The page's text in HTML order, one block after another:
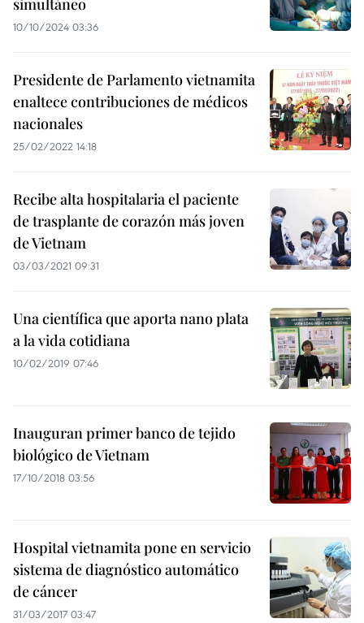
simultáneo
10/10/2024 03:36
Presidente de Parlamento vietnamita
enaltece contribuciones de médicos
nacionales
25/02/2022 14:18
Recibe alta hospitalaria el paciente
de trasplante de corazón más joven
de Vietnam
03/03/2021 09:31
Una científica que aporta nano plata
a la vida cotidiana
10/02/2019 07:46
Inauguran primer banco de tejido
biológico de Vietnam
17/10/2018 03:56
Hospital vietnamita pone en servicio
sistema de diagnóstico automático
de cáncer
31/03/2017 03:47